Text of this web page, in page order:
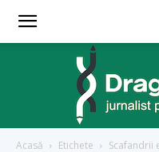
Acasă Etichete Scafandrii